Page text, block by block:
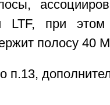
LTF, при
полосу 40
п.13,